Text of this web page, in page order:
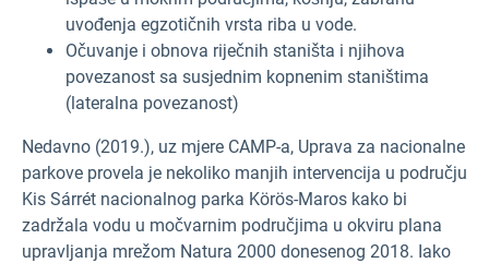
uvođenja egzotičnih vrsta riba u vode.
Očuvanje i obnova riječnih staništa i njihova
povezanost sa susjednim kopnenim staništima
(lateralna povezanost)
Nedavno (2019.), uz mjere CAMP-a, Uprava za nacionalne
parkove provela je nekoliko manjih intervencija u području
Kis Sárrét nacionalnog parka Körös-Maros kako bi
zadržala vodu u močvarnim područjima u okviru plana
upravljanja mrežom Natura 2000 donesenog 2018. Iako